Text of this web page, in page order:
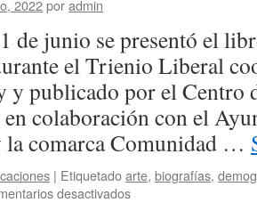
2022poradmin
de junio se presentó el
el Trienio Liberal
y publicado por el Centro
colaboración con el
la comarca Comunidad …
| Etiquetadoarte, biografías,
desactivadosen